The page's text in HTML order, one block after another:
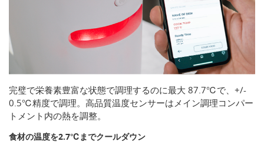
完璧で栄養素豊富な状態で調理するのに最大 87.7℃で、+/-
0.5℃精度で調理。高品質温度センサーはメイン調理コンパー
トメント内の熱を調整。
食材の温度を2.7℃までクールダウン